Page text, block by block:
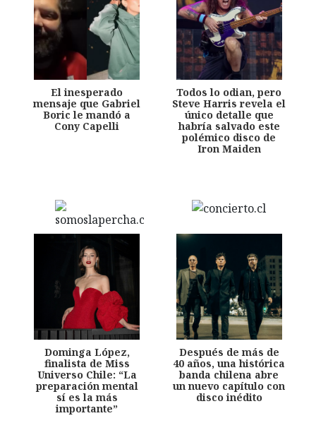
El inesperado
mensaje que Gabriel
Boric le mandó a
Cony Capelli
Todos lo odian, pero
Steve Harris revela el
único detalle que
habría salvado este
polémico disco de
Iron Maiden
Dominga López,
finalista de Miss
Universo Chile: “La
preparación mental
sí es la más
importante”
Después de más de
40 años, una histórica
banda chilena abre
un nuevo capítulo con
disco inédito